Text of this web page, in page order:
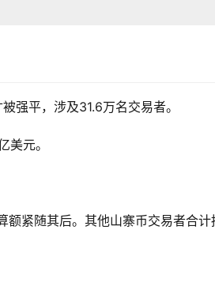
强平，涉及31.6万名交易者。
元。
额紧随其后。其他山寨币交易者合计